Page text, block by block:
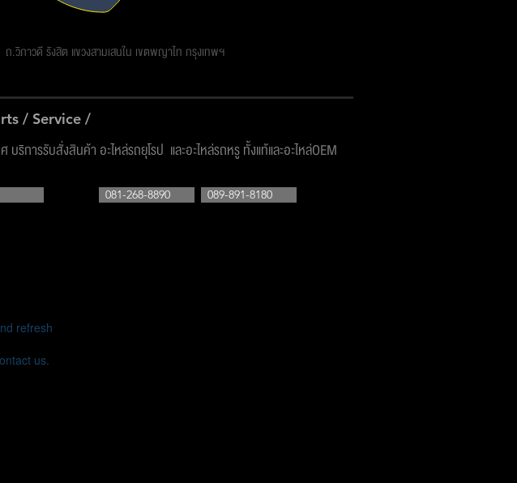
/ Service /
.วิภาวดี รังสิต แขวงสามเสนใน เขตพญาไท กรุงเทพฯ
ริการรับสั่งสินค้า อะไหล่รถยุโรป และอะไหล่รถหรู ทั้งแท้และอะไหล่OEM
081-268-8890 089-891-8180
refresh
us.